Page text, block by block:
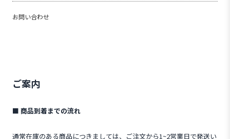
お問い合わせ
ご案内
■ 商品到着までの流れ
通常在庫のある商品につきましては、ご注文から1~2営業日で発送い